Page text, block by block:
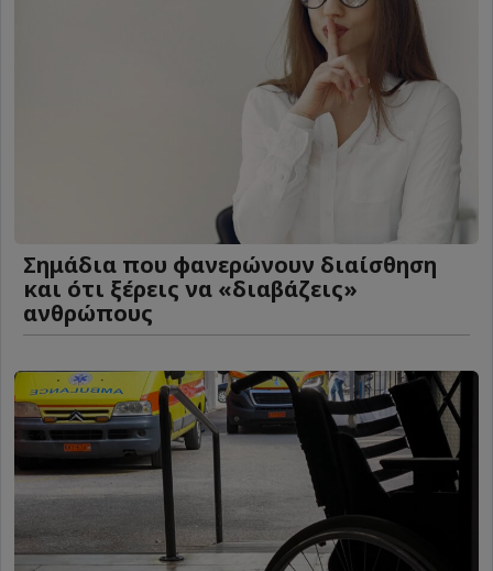
Σημάδια που φανερώνουν διαίσθηση
και ότι ξέρεις να «διαβάζεις»
ανθρώπους